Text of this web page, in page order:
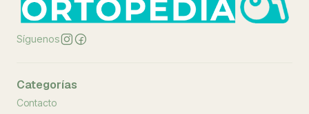
Síguenos
Categorías
Contacto